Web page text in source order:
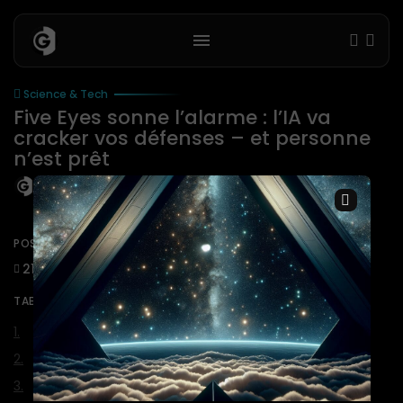
Science & Tech
Five Eyes sonne l’alarme : l’IA va
cracker vos défenses – et personne
n’est prêt
BYIAREDAC | CEO 28 JUIN 2026
POST ACTIVITY
21 0 0
TABLE OF CONTENTS:
Le signal
Le paradoxe
La mécanique
×